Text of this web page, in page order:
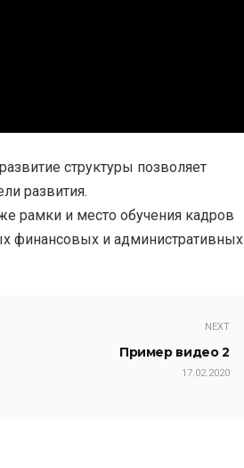
структуры позволяет
развития.
рамки и место обучения кадров
финансовых и административных
NEXT
Пример видео 2
17.02.2020